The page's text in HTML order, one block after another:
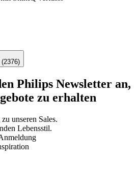
Philips Newsletter an,
zu erhalten
unseren Sales.
Lebensstil.